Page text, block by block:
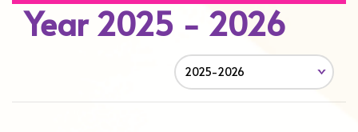
Year 2025 - 2026